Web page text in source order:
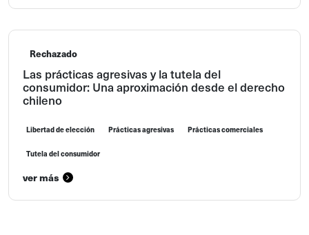
Rechazado
Las prácticas agresivas y la tutela del
consumidor: Una aproximación desde el derecho
chileno
Libertad de elección Prácticas agresivas Prácticas comerciales
Tutela del consumidor
ver más